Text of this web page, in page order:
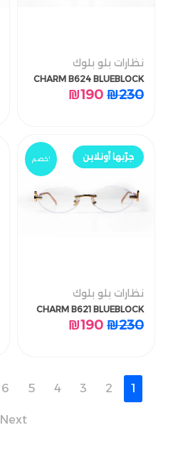
نظارات بلو بلوك
CHARM B624 BLUEBLOCK
₪230
₪190
جرّبها أونلاين !خصم
نظارات بلو بلوك
CHARM B621 BLUEBLOCK
₪230
₪190
1
2
3
4
5
6
Next
₪230
₪190
₪230
₪190